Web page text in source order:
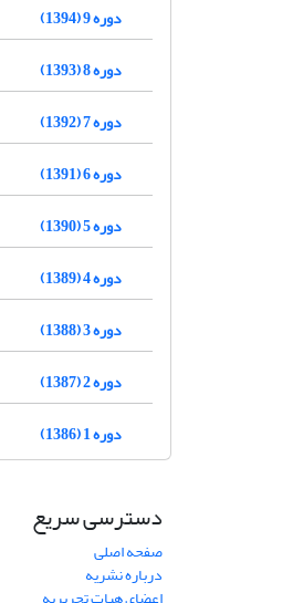
دوره 9 (1394)
دوره 8 (1393)
دوره 7 (1392)
دوره 6 (1391)
دوره 5 (1390)
دوره 4 (1389)
دوره 3 (1388)
دوره 2 (1387)
دوره 1 (1386)
دسترسی سریع
صفحه اصلی
درباره نشریه